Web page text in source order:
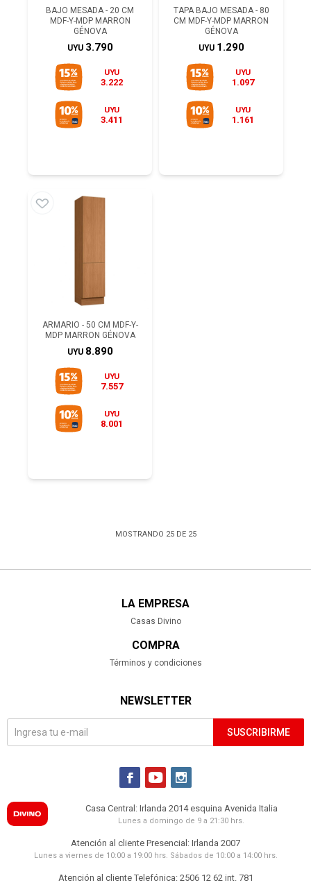
BAJO MESADA - 20 CM
MDF-Y-MDP MARRON
GÉNOVA
UYU 3.790
UYU
3.222
UYU
3.411
TAPA BAJO MESADA - 80
CM MDF-Y-MDP MARRON
GÉNOVA
UYU 1.290
UYU
1.097
UYU
1.161
ARMARIO - 50 CM MDF-Y-
MDP MARRON GÉNOVA
UYU 8.890
UYU
7.557
UYU
8.001
MOSTRANDO 25DE 25
LA EMPRESA
Casas Divino
COMPRA
Términos y condiciones
NEWSLETTER
SUSCRIBIRME
  
Casa Central: Irlanda 2014 esquina Avenida Italia
Lunes a domingo de 9 a 21:30 hrs.
Atención al cliente Presencial: Irlanda 2007
Lunes a viernes de 10:00 a 19:00 hrs. Sábados de 10:00 a 14:00 hrs.
Atención al cliente Telefónica: 2506 12 62 int. 781